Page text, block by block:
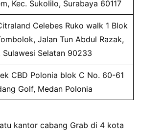
Kec. Sukolilo, Surabaya 60117
Celebes Ruko walk 1 Blok
Jalan Tun Abdul Razak,
Sulawesi Selatan 90233
CBD Polonia blok C No. 60-61
Golf, Medan Polonia
kantor cabang Grab di 4 kota